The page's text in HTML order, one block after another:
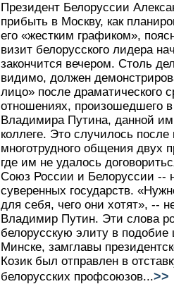
Президент Белоруссии
прибыть в Москву, как
его «жестким графиком»,
визит белорусского лидера
закончится вечером. Столь
видимо, должен
лицо» после драматического
отношениях, произошедшего в
Владимира Путина, данной
коллеге. Это случилось
многотрудного общения двух
где им не удалось
Союз России и Белоруссии --
суверенных государств.
для себя, чего они хотят», --
Владимир Путин. Эти слова
белорусскую элиту в подобие
Минске, замглавы
Козик был отправлен в
белорусских профсоюзов...>>